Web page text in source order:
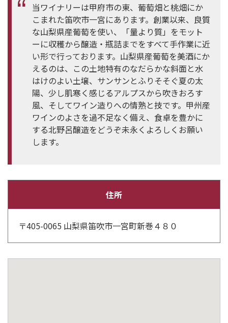
当ワイナリーは甲府市の東、葡萄畑と桃畑にか
こまれた笛吹市一宮にあります。創業以来、良質
な山梨県産葡萄を使い、「量より質」をモット
ーに収穫から醸造・瓶詰までをすべて手作業に近
い形で行っております。山梨県産葡萄を美酒にか
えるのは、この土地特有のなだらかな斜面と水
はけのよい土壌、サンサンとふりそそぐ夏の太
陽、少し肌寒く感じるアルプスから吹きおろす
風、そしてワイン造りへの情熟と技です。甲州産
ワインのよさを過不足なく備え、食卓を豊かに
する北野呂醸造をどうぞ未永くよろしくお願い
します。
住所
〒405-0065 山梨県笛吹市一宮町新巻４８０